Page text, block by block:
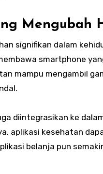
Mengubah
signifikan dalam
smartphone
mampu mengambil
diintegrasikan ke
aplikasi kesehatan
belanja pun